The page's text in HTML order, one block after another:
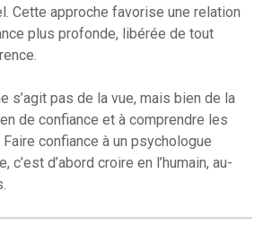
Cette approche favorise une relation
plus profonde, libérée de tout
s’agit pas de la vue, mais bien de la
de confiance et à comprendre les
confiance à un psychologue
c’est d’abord croire en l’humain, au-